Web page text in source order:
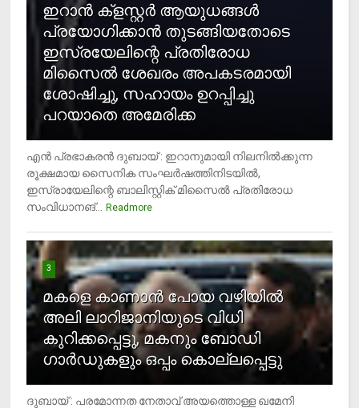
ഇറാന്‍ ക്‌ളസ്റ്റര്‍ ആയുധങ്ങള്‍
പ്രയോഗിക്കാന്‍ തുടങ്ങിയതോടെ
ഇസ്രയേലിന്റെ പ്രതിരോധ
മിസൈല്‍ ശേഖരം അപകടരമായി
ശോഷിച്ചു, സഹായം ഉറപ്പിച്ചു
പറയാതെ അമേരിക്ക
എന്‍ പ്രഭാകരന്‍ ദുബായ് : ഇറാനുമായി നിലനില്‍ക്കുന്ന
രൂക്ഷമായ സൈനിക സംഘര്‍ഷത്തിനിടയില്‍,
ഇസ്രായേലിന്റെ ബാലിസ്റ്റിക് മിസൈല്‍ പ്രതിരോധ
സംവിധാനങ്... Readmore
3
മകളെ കാണാന്‍ പോയ വഴിയില്‍
അലി ലാറിജാനിയുടെ വിധി
കുറിക്കപ്പെട്ടു, മകനും ബോഡി
ഗാര്‍ഡുകളും ഒപ്പം കൊല്ലപ്പെട്ടു
ദുബായ് : പരമോന്നത നേതാവ് അയത്തൊള്ള ഖമേനി